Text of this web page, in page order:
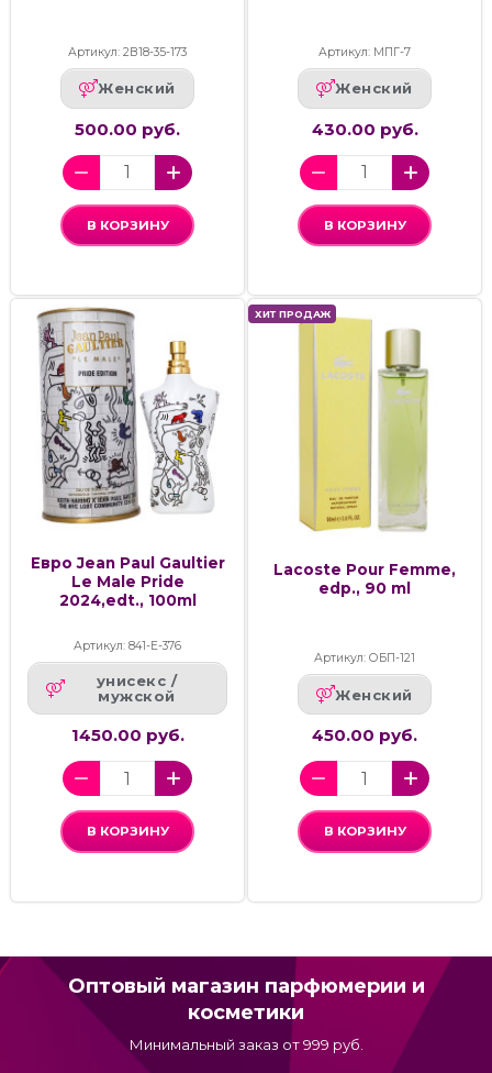
Артикул: 2В18-35-173
Женский
500.00 руб.
В КОРЗИНУ
Артикул: МПГ-7
Женский
430.00 руб.
В КОРЗИНУ
Евро Jean Paul Gaultier
Le Male Pride
2024,edt., 100ml
Артикул: 841-Е-376
унисекс /
мужской
1450.00 руб.
В КОРЗИНУ
ХИТ ПРОДАЖ
Lacoste Pour Femme,
edp., 90 ml
Артикул: ОБП-121
Женский
450.00 руб.
В КОРЗИНУ
Оптовый магазин парфюмерии и
косметики
Минимальный заказ от 999 руб.